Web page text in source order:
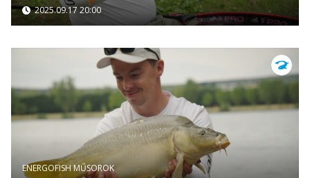
2025.09.17 20:00
ENERGOFISH MŰSOROK